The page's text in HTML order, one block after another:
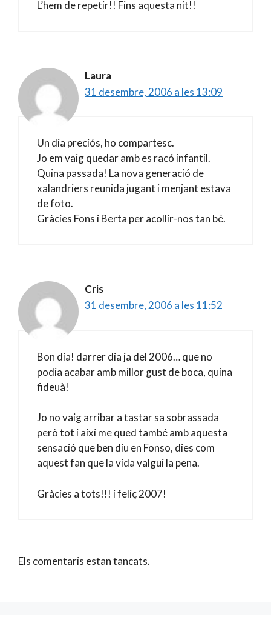
L’hem de repetir!! Fins aquesta nit!!
Laura
31 desembre, 2006 a les 13:09
Un dia preciós, ho compartesc.
Jo em vaig quedar amb es racó infantil.
Quina passada! La nova generació de
xalandriers reunida jugant i menjant estava
de foto.
Gràcies Fons i Berta per acollir-nos tan bé.
Cris
31 desembre, 2006 a les 11:52
Bon dia! darrer dia ja del 2006… que no
podia acabar amb millor gust de boca, quina
fideuà!
Jo no vaig arribar a tastar sa sobrassada
però tot i així me qued també amb aquesta
sensació que ben diu en Fonso, dies com
aquest fan que la vida valgui la pena.
Gràcies a tots!!! i feliç 2007!
Els comentaris estan tancats.